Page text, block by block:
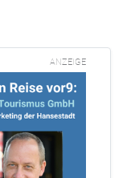
ANZEIGE